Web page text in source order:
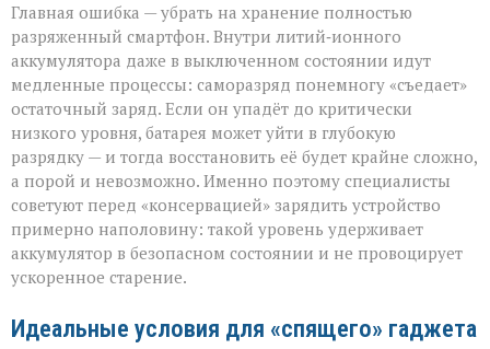
Главная ошибка — убрать на хранение полностью
разряженный смартфон. Внутри литий‑ионного
аккумулятора даже в выключенном состоянии идут
медленные процессы: саморазряд понемногу «съедает»
остаточный заряд. Если он упадёт до критически
низкого уровня, батарея может уйти в глубокую
разрядку — и тогда восстановить её будет крайне сложно,
а порой и невозможно. Именно поэтому специалисты
советуют перед «консервацией» зарядить устройство
примерно наполовину: такой уровень удерживает
аккумулятор в безопасном состоянии и не провоцирует
ускоренное старение.
Идеальные условия для «спящего» гаджета